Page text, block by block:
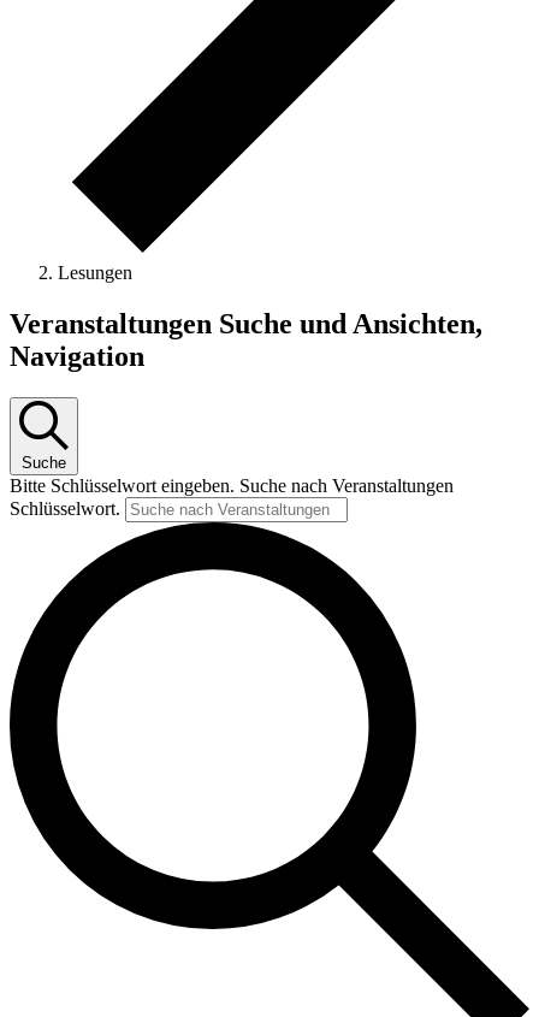
Lesungen
Veranstaltungen
Veranstaltungen Suche und Ansichten,
Navigation
Suche
Bitte Schlüsselwort eingeben. Suche nach Veranstaltungen
Schlüsselwort.